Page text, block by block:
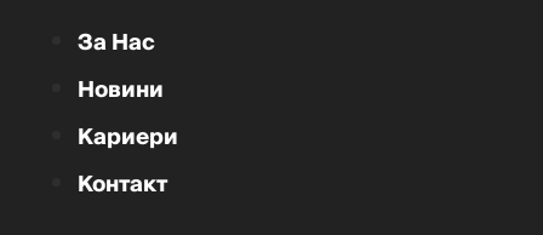
За Нас
Новини
Кариери
Контакт